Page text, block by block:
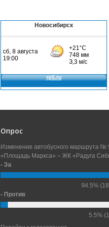
Новосибирск
Опрос
Изменение автобусного маршрута №
«Площадь Маркса» – ЖК «Радуга
- За
94.5%
- Против
5.5%